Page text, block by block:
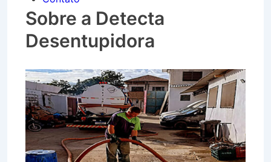
Sobre a Detecta
Desentupidora